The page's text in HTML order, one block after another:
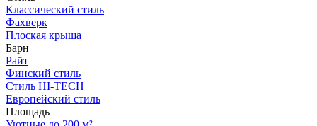
Классический стиль
Фахверк
Плоская крыша
Барн
Райт
Финский стиль
Стиль HI-TECH
Европейский стиль
Площадь